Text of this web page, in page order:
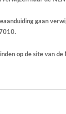
gaan
op de site van de